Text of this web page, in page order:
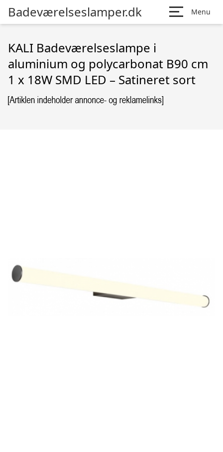
Badeværelseslamper.dk Menu
KALI Badeværelseslampe i
aluminium og polycarbonat B90 cm
1 x 18W SMD LED – Satineret sort